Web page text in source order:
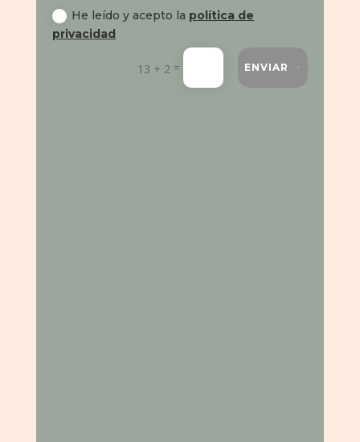
He leído y acepto la política de
privacidad
13 + 2 = ENVIAR